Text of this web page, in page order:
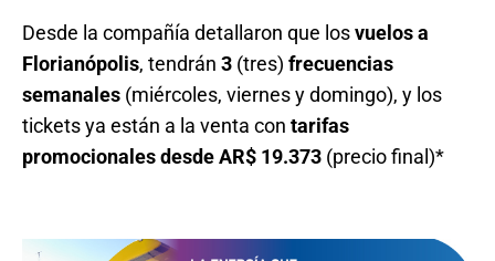
Desde la compañía detallaron que losvuelos a
Florianópolis, tendrán 3 (tres) frecuencias
semanales (miércoles, viernes y domingo), y los
tickets ya están a la venta con tarifas
promocionales desde AR$ 19.373 (precio final)*